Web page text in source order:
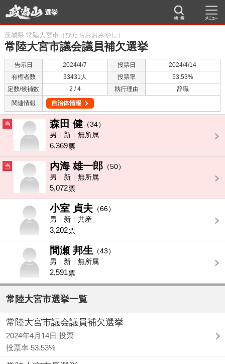
選挙
茨城県 常陸大宮市（ひたちおおみやし）
常陸大宮市議会議員補欠選挙
告示日 2024/4/7 投票日
2024/4/14
有権者数
33431人 投票率
53.53%
定数/候補数
2 / 4 執行理由
辞職
関連情報
自治体情報
当 森田 健 （34）
男
新 無所属
6,369票
当 内海 雄一郎 （50）
男
新 無所属
5,072票
小室 貞夫 （66）
男
新 共産
3,202票
間瀬 邦生 （43）
男
新 無所属
2,591票
常陸大宮市選挙一覧
常陸大宮市議会議員補欠選挙
2024年4月14日 投票
投票率 53.53%